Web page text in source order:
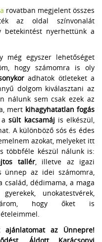
rovatban megjelent összes
az oldal színvonalát
betekintést nyerhettünk a
még egyszer lehetőséget
hogy számomra is oly
adhatok ötleteket a
dolgom kiválasztani az
nálunk sem csak ezek az
mert kihagyhatatlan fogás
asült kacsamáj is elkészül,
A különböző sós és édes
azokat, melyeket itt
többféle készül nálunk is:
tallér, illetve az igazi
ünnep az idei számomra,
család, dédimama, a maga
unokatestvérek,
várom, hogy őket is
ajánlatomat az Ünnepre!